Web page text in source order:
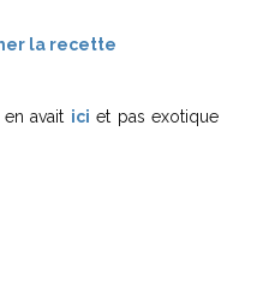
la recette
avait ici et pas exotique